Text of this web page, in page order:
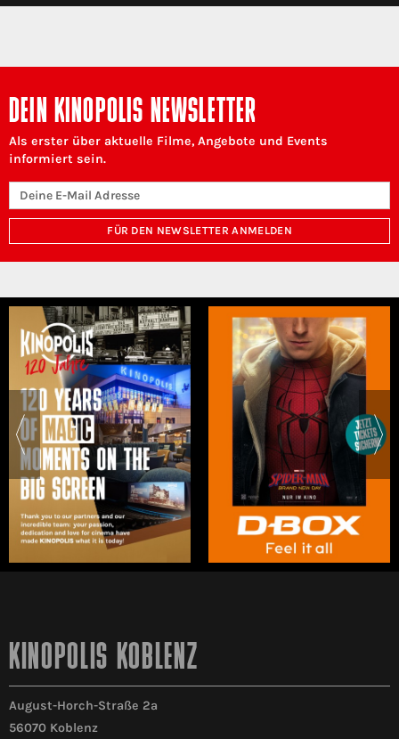
DEIN KINOPOLIS NEWSLETTER
Als erster über aktuelle Filme, Angebote und Events
informiert sein.
FÜR DEN NEWSLETTER ANMELDEN
KINOPOLIS KOBLENZ
August-Horch-Straße 2a
56070 Koblenz